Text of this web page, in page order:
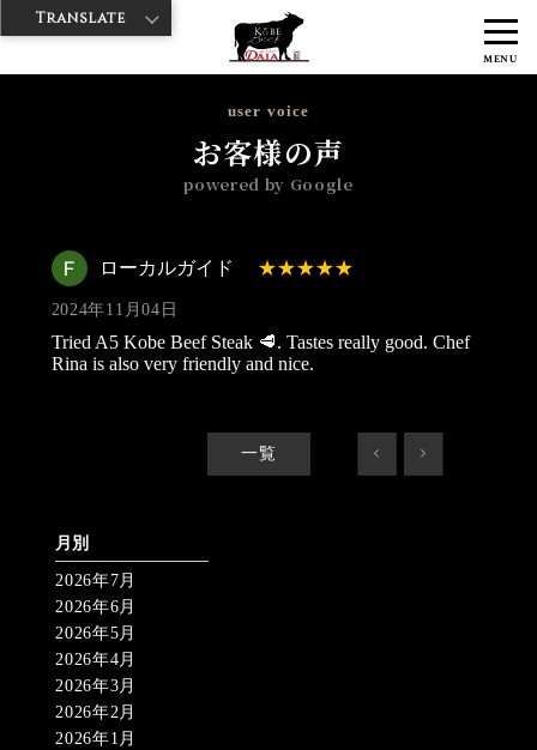
MENU
神戸牛ダイヤ > 神戸牛ダイア 雷門西店
ローカル
user voice
お客様の声
powered by Google
ローカルガイド
2024年11月04日
Tried A5 Kobe Beef Steak 🥩. Tastes really good. Chef
Rina is also very friendly and nice.
一覧 < >
月別
2026年7月
2026年6月
2026年5月
2026年4月
2026年3月
2026年2月
2026年1月
Translate